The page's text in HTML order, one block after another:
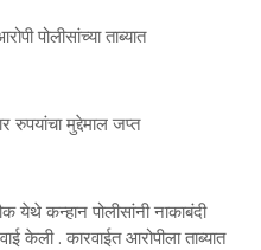
पोलीसांच्या ताब्यात
रुपयांचा मुद्देमाल जप्त
कन्हान पोलीसांनी नाकाबंदी
केली . कारवाईत आरोपीला ताब्यात